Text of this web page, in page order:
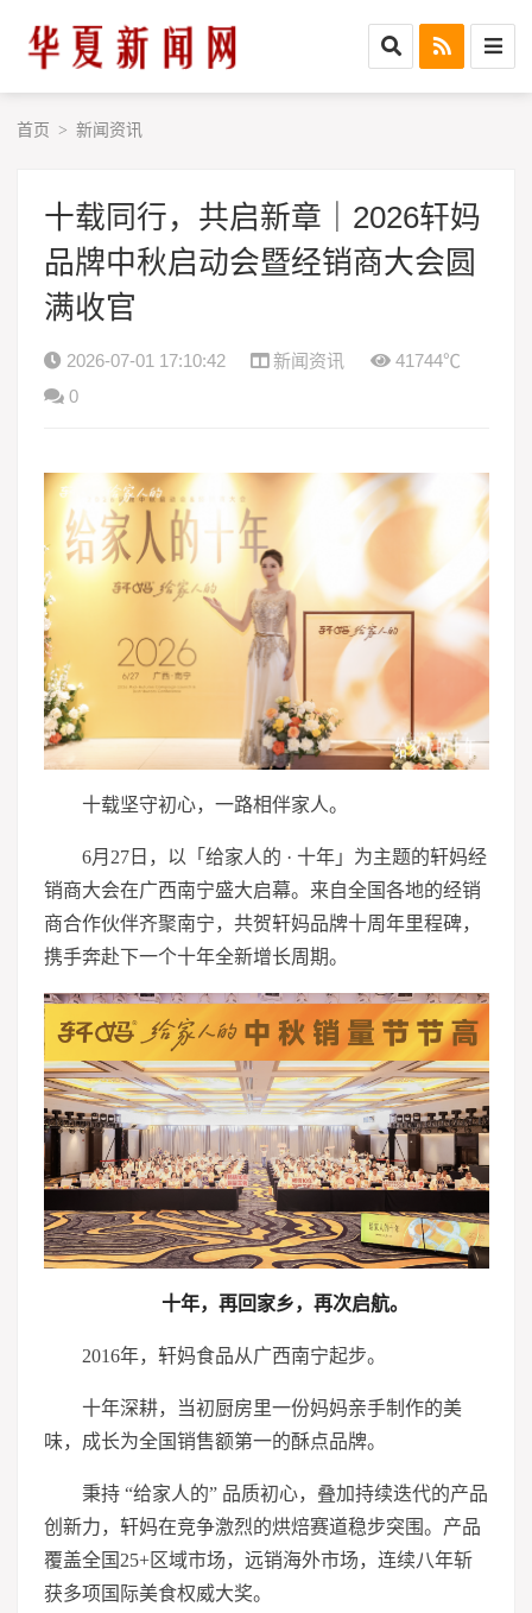
首页 > 新闻资讯
十载同行，共启新章｜2026轩妈
品牌中秋启动会暨经销商大会圆
满收官
2026-07-01 17:10:42 新闻资讯
41744℃
0
十载坚守初心，一路相伴家人。
6月27日，以「给家人的 · 十年」为主题的轩妈经
销商大会在广西南宁盛大启幕。来自全国各地的经销
商合作伙伴齐聚南宁，共贺轩妈品牌十周年里程碑，
携手奔赴下一个十年全新增长周期。
十年，再回家乡，再次启航。
2016年，轩妈食品从广西南宁起步。
十年深耕，当初厨房里一份妈妈亲手制作的美
味，成长为全国销售额第一的酥点品牌。
秉持 “给家人的” 品质初心，叠加持续迭代的产品
创新力，轩妈在竞争激烈的烘焙赛道稳步突围。产品
覆盖全国25+区域市场，远销海外市场，连续八年斩
获多项国际美食权威大奖。